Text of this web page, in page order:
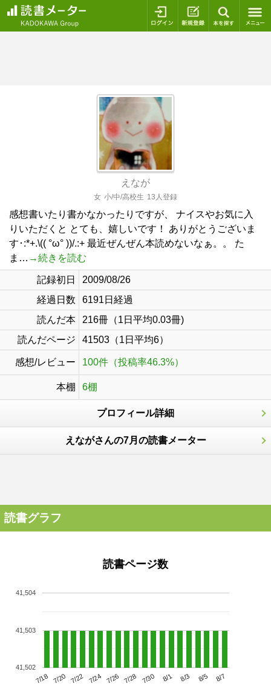
ログイン 新規登録
えなが
女 小/中/高校生 13人登録
感想書いたり書かなかったりですが、 ナイスやお気に入
りいただくと とても、嬉しいです！ ありがとうございま
す･:*+.\(( °ω° ))/.:+ 最近ぜんぜん本読めないなぁ。。 た
ま… →続きを読む
記録初日
2009/08/26
経過日数
6191日経過
読んだ本
216冊（1日平均0.03冊)
読んだページ
41503（1日平均6）
感想/レビュー 100件（投稿率46.3%）
本棚 6棚
プロフィール詳細
えながさんの7月の読書メーター
読書グラフ
読書ページ数
7/18 7/20 7/22 7/24 7/26 7/28 7/30 8/1 8/3 8/5 8/7
41,502
41,503
41,504